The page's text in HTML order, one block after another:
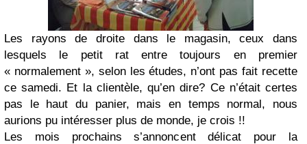
Les rayons de droite dans le magasin, ceux dans
lesquels le petit rat entre toujours en premier
« normalement », selon les études, n’ont pas fait recette
ce samedi. Et la clientèle, qu’en dire? Ce n’était certes
pas le haut du panier, mais en temps normal, nous
aurions pu intéresser plus de monde, je crois !!
Les mois prochains s’annoncent délicat pour la